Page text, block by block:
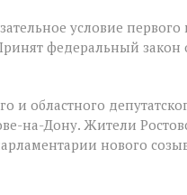
условие
федеральный
и областного
Дону. Жители
нового